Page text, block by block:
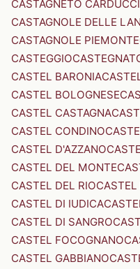
CASTAGNETO CARDUCCI
CASTAGNOLE DELLE
CASTAGNOLE PIEMONTE
CASTEGGIO
CASTEL BARONIA
CASTEL BOLOGNESE
CASTEL CASTAGNA
CASTEL CONDINO
CASTEL D'AZZANO
CASTEL DEL MONTE
CASTEL DEL RIOCASTEL
CASTEL DI IUDICA
CASTEL DI SANGRO
CASTEL FOCOGNANO
CASTEL GABBIANO